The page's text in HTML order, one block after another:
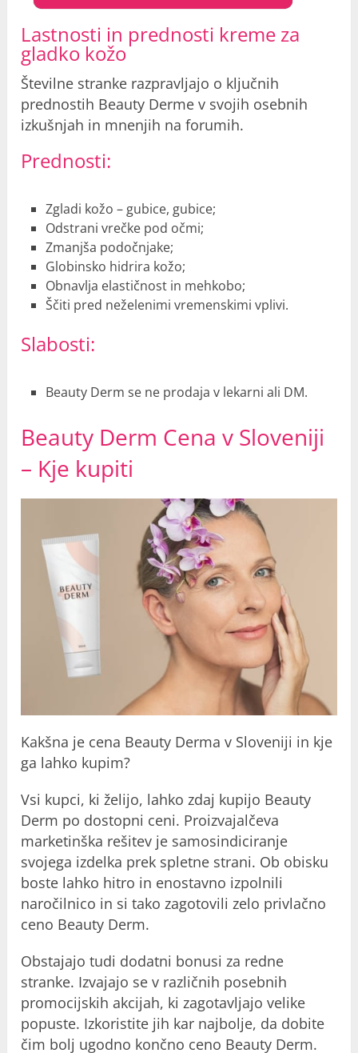
Lastnosti in prednosti kreme za
gladko kožo
Številne stranke razpravljajo o ključnih
prednostih Beauty Derme v svojih osebnih
izkušnjah in mnenjih na forumih.
Prednosti:
Zgladi kožo – gubice, gubice;
Odstrani vrečke pod očmi;
Zmanjša podočnjake;
Globinsko hidrira kožo;
Obnavlja elastičnost in mehkobo;
Ščiti pred neželenimi vremenskimi vplivi.
Slabosti:
Beauty Derm se ne prodaja v lekarni ali DM.
Beauty Derm Cena v Sloveniji
– Kje kupiti
Kakšna je cena Beauty Derma v Sloveniji in kje
ga lahko kupim?
Vsi kupci, ki želijo, lahko zdaj kupijo Beauty
Derm po dostopni ceni. Proizvajalčeva
marketinška rešitev je samosindiciranje
svojega izdelka prek spletne strani. Ob obisku
boste lahko hitro in enostavno izpolnili
naročilnico in si tako zagotovili zelo privlačno
ceno Beauty Derm.
Obstajajo tudi dodatni bonusi za redne
stranke. Izvajajo se v različnih posebnih
promocijskih akcijah, ki zagotavljajo velike
popuste. Izkoristite jih kar najbolje, da dobite
čim bolj ugodno končno ceno Beauty Derm.